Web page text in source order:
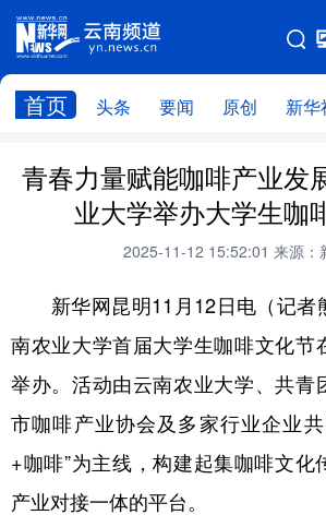
首页 头条 要闻 原创 新
网站地图
头条 云南要闻
新华社记者看云南 政务
云南省领导报道集
州市
社会
经济 服务
云南青年说 趣看文物
青春力量赋能咖啡产业
业大学举办大学生咖
2025-11-12 15:52:01 来源：
新华网昆明11月12日电（记者
南农业大学首届大学生咖啡文化节
举办。活动由云南农业大学、共青
市咖啡产业协会及多家行业企业
+咖啡”为主线，构建起集咖啡文化
产业对接一体的平台。